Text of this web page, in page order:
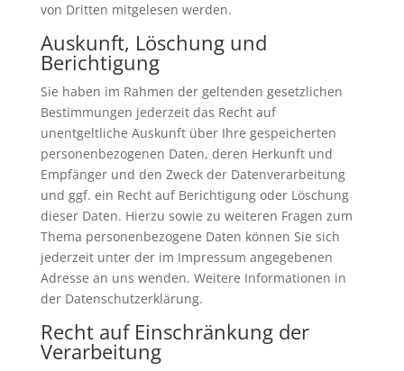
von Dritten mitgelesen werden.
Auskunft, Löschung und
Berichtigung
Sie haben im Rahmen der geltenden gesetzlichen
Bestimmungen jederzeit das Recht auf
unentgeltliche Auskunft über Ihre gespeicherten
personenbezogenen Daten, deren Herkunft und
Empfänger und den Zweck der Datenverarbeitung
und ggf. ein Recht auf Berichtigung oder Löschung
dieser Daten. Hierzu sowie zu weiteren Fragen zum
Thema personenbezogene Daten können Sie sich
jederzeit unter der im Impressum angegebenen
Adresse an uns wenden. Weitere Informationen in
der Datenschutzerklärung.
Recht auf Einschränkung der
Verarbeitung